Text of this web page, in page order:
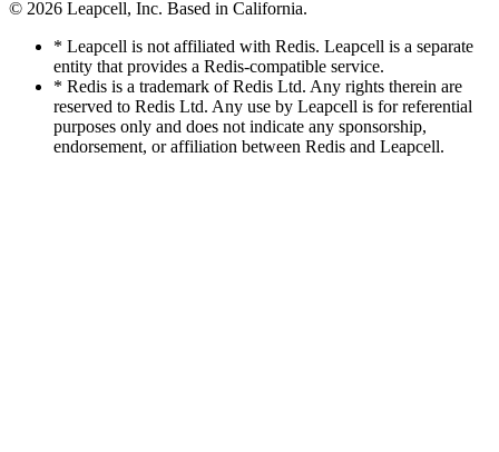
© 2026 Leapcell, Inc. Based in California.
* Leapcell is not affiliated with Redis. Leapcell is a separate
entity that provides a Redis-compatible service.
* Redis is a trademark of Redis Ltd. Any rights therein are
reserved to Redis Ltd. Any use by Leapcell is for referential
purposes only and does not indicate any sponsorship,
endorsement, or affiliation between Redis and Leapcell.